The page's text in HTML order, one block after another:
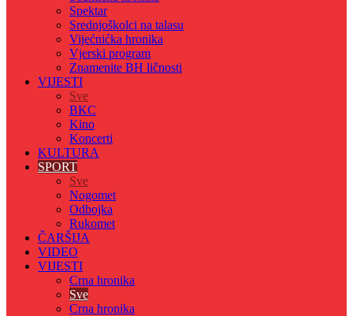
Spektar
Srednjoškolci na talasu
Vijećnićka hronika
Vjerski program
Znamenite BH ličnosti
VIJESTI
Sve
BKC
Kino
Koncerti
KULTURA
SPORT
Sve
Nogomet
Odbojka
Rukomet
ČARŠIJA
VIDEO
VIJESTI
Crna hronika
Sve
Crna hronika